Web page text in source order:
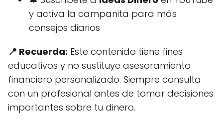
y activa la campanita para más
consejos diarios
📍 Recuerda: Este contenido tiene fines
educativos y no sustituye asesoramiento
financiero personalizado. Siempre consulta
con un profesional antes de tomar decisiones
importantes sobre tu dinero.